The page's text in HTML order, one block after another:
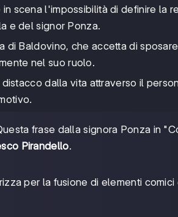
scena l'impossibilità di definire la
e del signor Ponza.
di Baldovino, che accetta di
nel suo ruolo.
dalla vita attraverso il
frase dalla signora Ponza in
Pirandello.
per la fusione di elementi